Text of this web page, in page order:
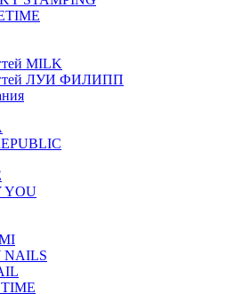
MILK
ЛУИ ФИЛИПП
YOU
NAILS